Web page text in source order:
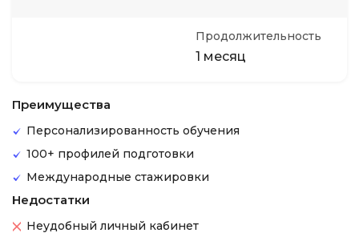
Продолжительность
1 месяц
Преимущества
Персонализированность обучения
100+ профилей подготовки
Международные стажировки
Недостатки
Неудобный личный кабинет